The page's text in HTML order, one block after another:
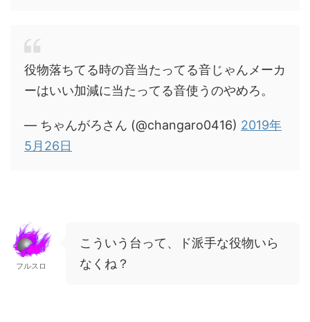
役物落ちてる時の音当たってる音じゃんメーカ
ーはいい加減に当たってる音使うのやめろ。
— ちゃんがろさん (@changaro0416) 2019年
5月26日
フルスロ
こういう台って、ド派手な役物いら
なくね？